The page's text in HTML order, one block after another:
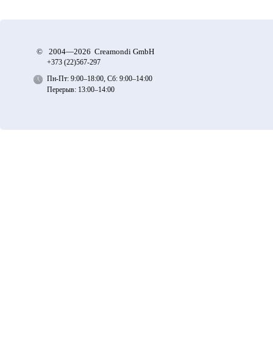
© 2004—2026 Creamondi GmbH
+373 (22)567-297
Пн-Пт: 9:00–18:00, Сб: 9:00–14:00
Перерыв: 13:00–14:00